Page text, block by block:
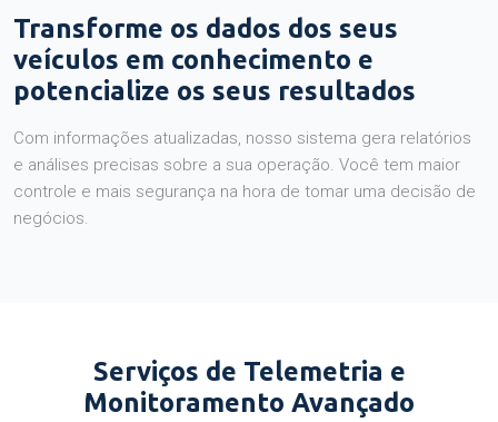
Transforme os dados dos seus
veículos em conhecimento e
potencialize os seus resultados
Com informações atualizadas, nosso sistema gera relatórios
e análises precisas sobre a sua operação. Você tem maior
controle e mais segurança na hora de tomar uma decisão de
negócios.
Serviços de Telemetria e
Monitoramento Avançado